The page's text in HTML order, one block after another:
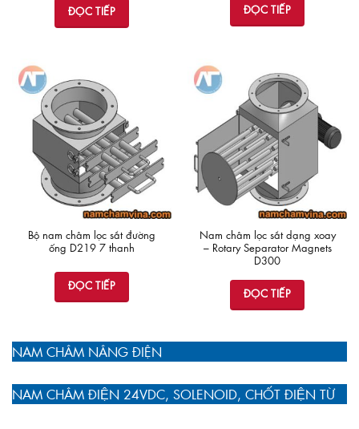
ĐỌC TIẾP ĐỌC TIẾP
Bộ nam châm lọc sắt đường
ống D219 7 thanh
ĐỌC TIẾP
Nam châm lọc sắt dạng xoay
– Rotary Separator Magnets
D300
ĐỌC TIẾP
NAM CHÂM NÂNG ĐIỆN
NAM CHÂM ĐIỆN 24VDC, SOLENOID, CHỐT ĐIỆN TỪ